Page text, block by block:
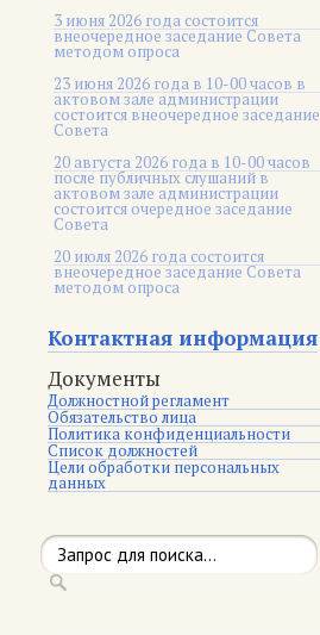
3 июня 2026 года состоится
внеочередное заседание Совета
методом опроса
23 июня 2026 года в 10-00 часов в
актовом зале администрации
состоится внеочередное заседание
Совета
20 августа 2026 года в 10-00 часов
после публичных слушаний в
актовом зале администрации
состоится очередное заседание
Совета
20 июля 2026 года состоится
внеочередное заседание Совета
методом опроса
Контактная информация
Документы
Должностной регламент
Обязательство лица
Политика конфиденциальности
Список должностей
Цели обработки персональных
данных